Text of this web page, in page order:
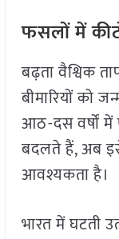
फसलों में
बढ़ता वैश्विक
बीमारियों को
आठ-दस वर्षों में
बदलते हैं, अब
आवश्यकता है।
भारत में घटती